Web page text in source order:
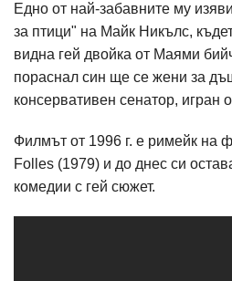
Едно от най-забавните му
за птици" на Майк Никълс,
видна гей двойка от Маями
пораснал син ще се жени за
консервативен сенатор, игран
Филмът от 1996 г. е римейк на
Folles (1979) и до днес си
комедии с гей сюжет.